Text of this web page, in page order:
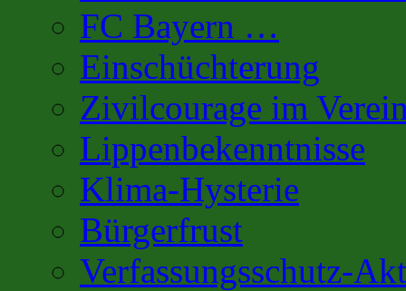
FC Bayern …
Einschüchterung
Zivilcourage im
Lippenbekenntnisse
Klima-Hysterie
Bürgerfrust
Verfassungsschutz-